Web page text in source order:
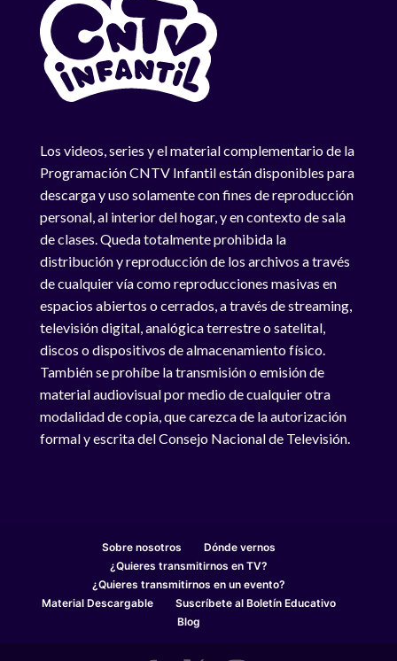
Los videos, series y el material complementario de la
Programación CNTV Infantil están disponibles para
descarga y uso solamente con fines de reproducción
personal, al interior del hogar, y en contexto de sala
de clases. Queda totalmente prohibida la
distribución y reproducción de los archivos a través
de cualquier vía como reproducciones masivas en
espacios abiertos o cerrados, a través de streaming,
televisión digital, analógica terrestre o satelital,
discos o dispositivos de almacenamiento físico.
También se prohíbe la transmisión o emisión de
material audiovisual por medio de cualquier otra
modalidad de copia, que carezca de la autorización
formal y escrita del Consejo Nacional de Televisión.
Sobre nosotros
Dónde vernos
¿Quieres transmitirnos en TV?
¿Quieres transmitirnos en un evento?
Material Descargable
Suscríbete al Boletín Educativo
Blog